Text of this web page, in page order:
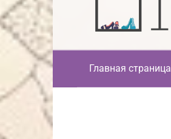
Главная страница